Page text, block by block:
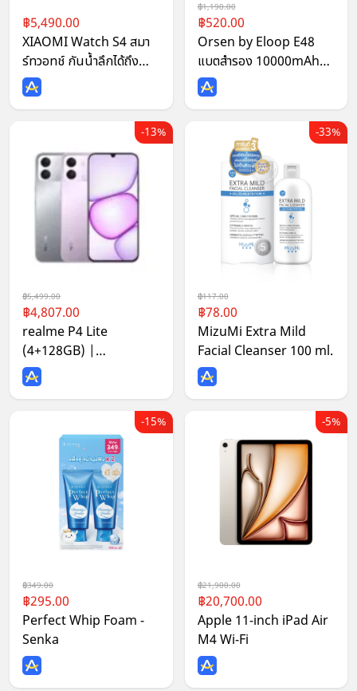
5,490.00
XIAOMI Watch S4 สมา
ร์ทวอทช์ กันน้ำลึกได้ถึง
5ATM
1,190.00
520.00
Orsen by Eloop E48
แบตสำรอง 10000mAh
QC 3.0 PD 20W
5,499.00
4,807.00
13%
realme P4 Lite
(4+128GB) |
แบต7000mAh จอ120Hz
AI Gaming เล่นลื่นทั้งวัน
ทนกระแทกมาตรฐานทหาร
117.00
78.00
33%
MizuMi Extra Mild
Facial Cleanser 100 ml.
349.00
295.00
15%
Perfect Whip Foam -
Senka
21,900.00
20,700.00
5%
Apple 11-inch iPad Air
M4 Wi-Fi